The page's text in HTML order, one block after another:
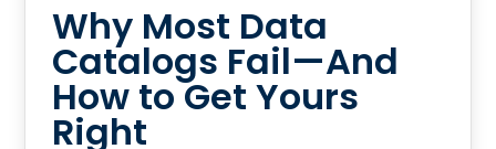
Why Most Data
Catalogs Fail—And
How to Get Yours
Right